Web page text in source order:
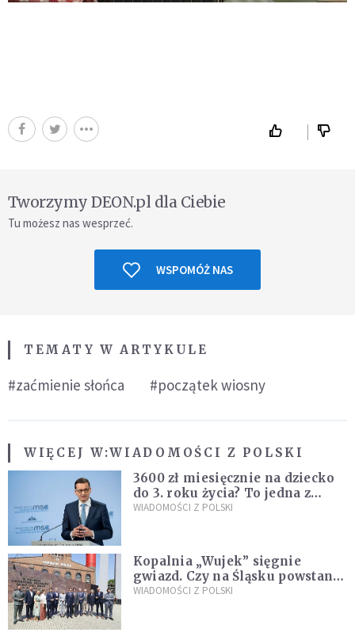
Tworzymy DEON.pl dla Ciebie
Tu możesz nas wesprzeć.
WSPOMÓŻ NAS
TEMATY W ARTYKULE
#zaćmienie słońca #początek wiosny
WIĘCEJ W:WIADOMOŚCI Z POLSKI
3600 zł miesięcznie na dziecko
do 3. roku życia? To jedna z
propozycji programu "Rozwój
WIADOMOŚCI Z POLSKI
Kopalnia „Wujek” sięgnie
gwiazd. Czy na Śląsku powstanie
„Dolina Krzemowa”?
WIADOMOŚCI Z POLSKI